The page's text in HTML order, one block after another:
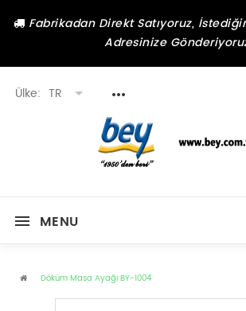
Fabrikadan Direkt Satıyoruz,
Adresinize
Ülke: TR
MENU
Döküm Masa Ayağı BY-1004